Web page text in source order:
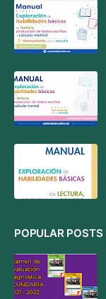
POPULAR POSTS